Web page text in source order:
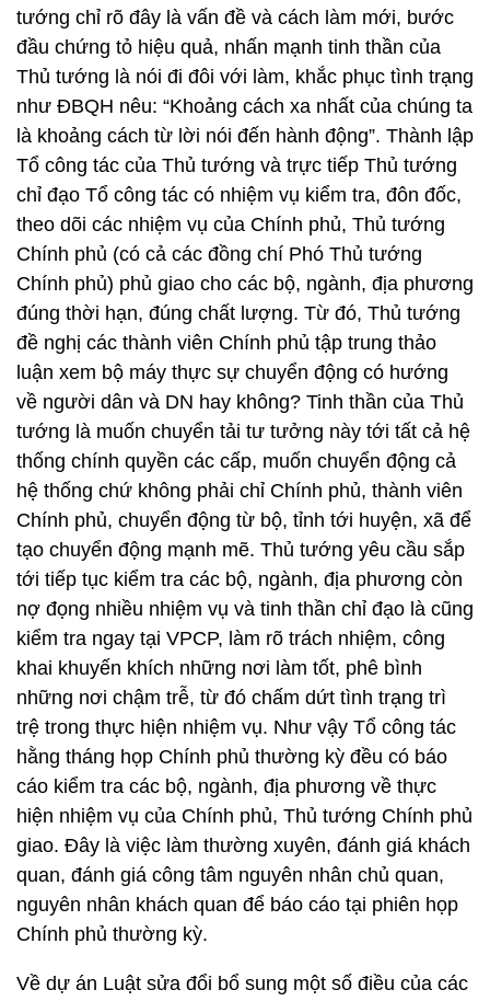
tướng chỉ rõ đây là vấn đề và cách làm mới, bước
đầu chứng tỏ hiệu quả, nhấn mạnh tinh thần của
Thủ tướng là nói đi đôi với làm, khắc phục tình trạng
như ĐBQH nêu: “Khoảng cách xa nhất của chúng ta
là khoảng cách từ lời nói đến hành động”. Thành lập
Tổ công tác của Thủ tướng và trực tiếp Thủ tướng
chỉ đạo Tổ công tác có nhiệm vụ kiểm tra, đôn đốc,
theo dõi các nhiệm vụ của Chính phủ, Thủ tướng
Chính phủ (có cả các đồng chí Phó Thủ tướng
Chính phủ) phủ giao cho các bộ, ngành, địa phương
đúng thời hạn, đúng chất lượng. Từ đó, Thủ tướng
đề nghị các thành viên Chính phủ tập trung thảo
luận xem bộ máy thực sự chuyển động có hướng
về người dân và DN hay không? Tinh thần của Thủ
tướng là muốn chuyển tải tư tưởng này tới tất cả hệ
thống chính quyền các cấp, muốn chuyển động cả
hệ thống chứ không phải chỉ Chính phủ, thành viên
Chính phủ, chuyển động từ bộ, tỉnh tới huyện, xã để
tạo chuyển động mạnh mẽ. Thủ tướng yêu cầu sắp
tới tiếp tục kiểm tra các bộ, ngành, địa phương còn
nợ đọng nhiều nhiệm vụ và tinh thần chỉ đạo là cũng
kiểm tra ngay tại VPCP, làm rõ trách nhiệm, công
khai khuyến khích những nơi làm tốt, phê bình
những nơi chậm trễ, từ đó chấm dứt tình trạng trì
trệ trong thực hiện nhiệm vụ. Như vậy Tổ công tác
hằng tháng họp Chính phủ thường kỳ đều có báo
cáo kiểm tra các bộ, ngành, địa phương về thực
hiện nhiệm vụ của Chính phủ, Thủ tướng Chính phủ
giao. Đây là việc làm thường xuyên, đánh giá khách
quan, đánh giá công tâm nguyên nhân chủ quan,
nguyên nhân khách quan để báo cáo tại phiên họp
Chính phủ thường kỳ.
Về dự án Luật sửa đổi bổ sung một số điều của các